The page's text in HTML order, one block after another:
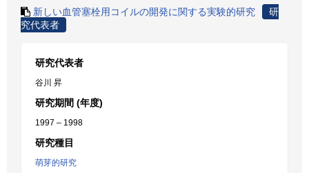
新しい血管塞栓用コイルの開発に関する実験的研究
研
究代表者
研究代表者
谷川 昇
研究期間 (年度)
1997 – 1998
研究種目
萌芽的研究